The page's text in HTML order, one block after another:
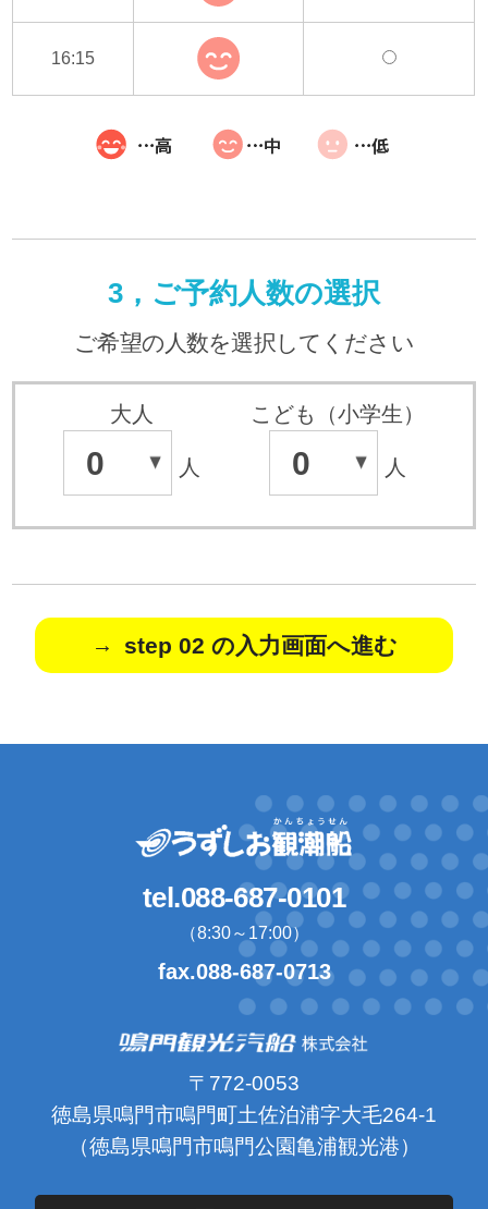
16:15
3，ご予約人数の選択
ご希望の人数を選択してください
大人
0 人
こども（小学生）
0 人
step 02 の入力画面へ進む
tel.088-687-0101
（8:30～17:00）
fax.088-687-0713
〒772-0053
徳島県鳴門市鳴門町土佐泊浦字大毛264-1
（徳島県鳴門市鳴門公園亀浦観光港）